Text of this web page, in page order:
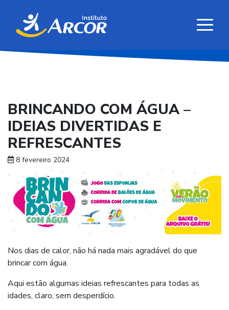
BRINCANDO COM ÁGUA –
IDEIAS DIVERTIDAS E
REFRESCANTES
8 fevereiro 2024
Nos dias de calor, não há nada mais agradável do que
brincar com água.
Aqui estão algumas ideias refrescantes para todas as
idades, claro, sem desperdício.